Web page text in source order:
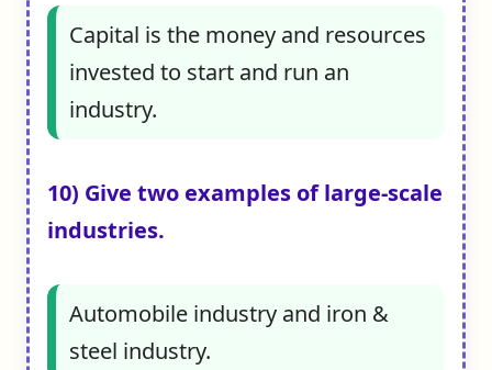
Capital is the money and resources
invested to start and run an
industry.
10) Give two examples of large-scale
industries.
Automobile industry and iron &
steel industry.